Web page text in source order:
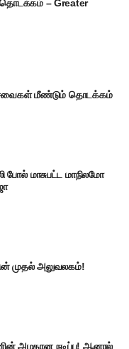
– Greater
சேவைகள் மீண்டும் தொடக்கம்
மாசுபட்ட மாநிலமோ
முதல் அலுவலகம்!
அழகான நடிப்பு! ஆனால்